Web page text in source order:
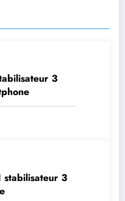
3
stabilisateur 3